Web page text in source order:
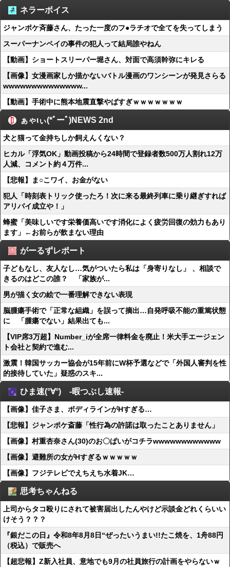
ネラーボイス
ジャンポケ斉藤さん、たった一度のフ●ラチオで全てを失ってしまう
スーパーナンペイの事件の犯人って結局誰やねん
【動画】ショートスリーパー堀さん、対面で高須幹弥にキレる
【画像】女漫画家しか描かないバトル漫画のワンシーンが発見さらる
wwwwwwwwwwwwww...
【動画】手術中に熊本地震直撃やばすぎｗｗｗｗｗｗｗ
ぁゃιぃ(*ﾟーﾟ)NEWS 2nd
犬と猫って金持ちしか飼えんくない？
ヒカル「浮気OK」動画投稿から24時間で登録者数500万人割れ12万
人減、コメント約４万件...
【悲報】ま○こワイ、お金がない
犯人「時刻表トリック使ったろ！次に来る最終列車に乗り継ぎすれば
アリバイ成立や！」
蜂蜜「美味しいです栄養価高いです消化によく疲労回復の効力もあり
ます」←お前らが飲まない理由
がーるずレポート
子どもなし、友人なし…気がついたら私は「身寄りなし」 、相談で
きるのはどこの誰？ 「家族が...
男が描く女の絵で一番理解できない表現
脳腫瘍手術で「正常な組織」を誤って摘出…自発呼吸不能の重篤状態
に 「腫瘍でない」結果出ても...
【VIP席3万超】Number_iが全席一律料金を廃止！米大手エージェン
ト会社と契約で進む...
激震！韓国サッカー協会が15年前にW杯予選などで「外国人審判を性
的接待していた」疑惑のスキ...
ひま速(°∀°) -暇つぶし速報-
【画像】佳子さま、ボディラインがHすぎる…
【悲報】ジャンポケ斎藤「性行為の許諾は取ったことありません」
【画像】村重杏奈さん(30)のお〇ぱいがコチラwwwwwwwwwwww
【画像】避難所の女がHすぎるｗｗｗｗｗ
【画像】フジテレビでえちえち水着JK…
思考ちゃんねる
上司からタコ殴りにされて被害届出したんやけど示談金どれくらいい
けそう？？？
『銀だこの日』令和8年8月8日“ぜったいうまい!!たこ焼を、1舟88円
（税込）で販売へ
【超悲報】Z新入社員、意地でも9月の社員旅行の計画をやらないｗ